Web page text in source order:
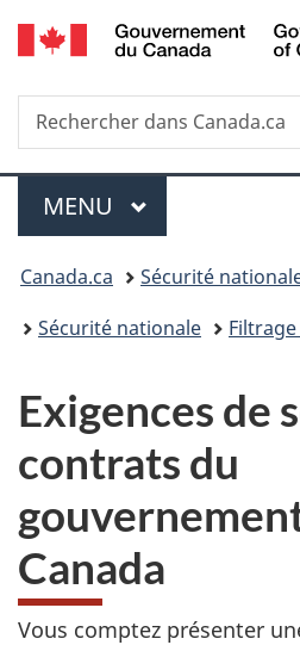
au
à
Au
du
à
Recherche
Rechercher
dans
Menu
MENU PRINCIPAL
Vous
êtes
Canada.ca
Sécurité
Sécurité nationale
Exigences de
contrats du
Canada
Vous comptez présenter